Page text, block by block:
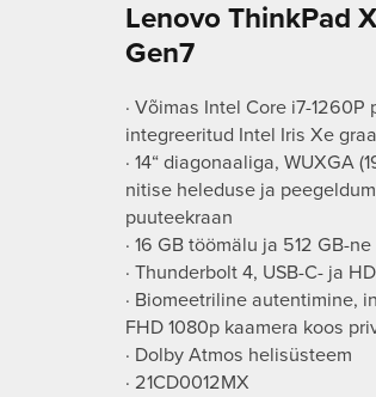
Lenovo ThinkPad
Gen7
· Võimas Intel Core i7-1260P
integreeritud Intel Iris Xe
· 14“ diagonaaliga, WUXGA
nitise heleduse ja
puuteekraan
· 16 GB töömälu ja 512 GB-
· Thunderbolt 4, USB-C- ja
· Biomeetriline autentimine,
FHD 1080p kaamera koos
· Dolby Atmos helisüsteem
· 21CD0012MX